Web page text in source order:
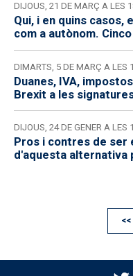
DIJOUS, 21 DE MARÇ A LES
Qui, i en quins
com a autònom.
DIMARTS, 5 DE MARÇ A LES
Duanes, IVA,
Brexit a les
DIJOUS, 24 DE GENER A LES
Pros i contres de ser
d'aquesta alternativa
<<